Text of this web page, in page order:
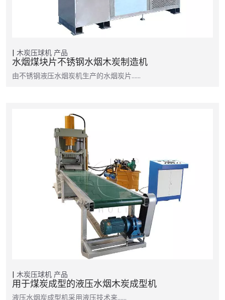
木炭压球机 产品
水烟煤块片不锈钢水烟木炭制造机
由不锈钢液压水烟炭机生产的水烟炭片……
木炭压球机 产品
用于煤炭成型的液压水烟木炭成型机
液压水烟炭成型机采用液压技术来……